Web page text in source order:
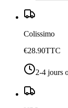
Colissimo
€28.90TTC
2-4 jours